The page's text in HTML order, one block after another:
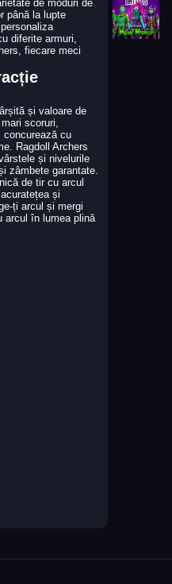
de moduri de
până la lupte
diferite armuri,
fiecare meci
și valoare de
scoruri,
concurează cu
Ragdoll Archers
și nivelurile
zâmbete garantate.
de tir cu arcul
și
ți arcul și mergi
arcul în lumea plină